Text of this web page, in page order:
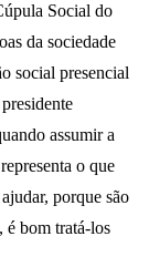
Social do
da sociedade
social presencial
assumir a
o que
porque são
é bom tratá-los